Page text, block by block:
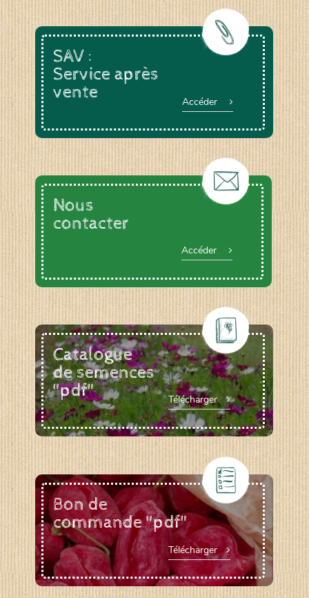
SAV :
Service après
vente
Accéder
Nous
contacter
Accéder
Catalogue
de semences
"pdf"
Télécharger
Bon de
commande "pdf"
Télécharger